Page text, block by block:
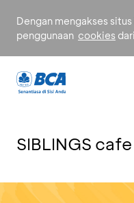
Dengan mengakses
penggunaan cookies
SIBLINGS